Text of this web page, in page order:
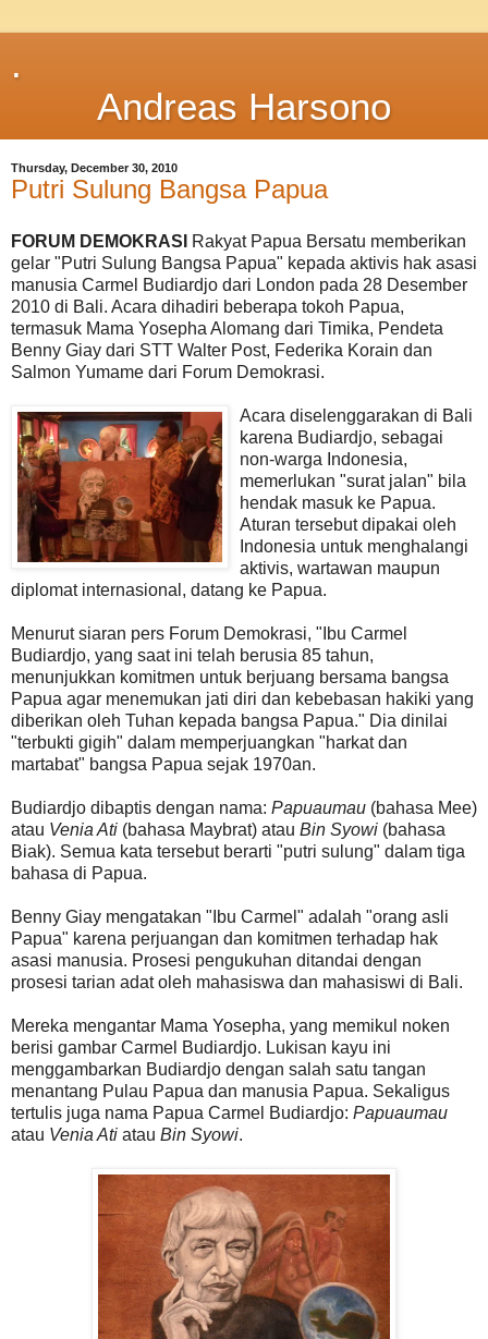
.
Andreas Harsono
Thursday, December 30, 2010
Putri Sulung Bangsa Papua
FORUM DEMOKRASI
Rakyat Papua Bersatu memberikan
gelar "Putri Sulung Bangsa Papua" kepada aktivis hak asasi
manusia Carmel Budiardjo dari London pada 28 Desember
2010 di Bali. Acara dihadiri beberapa tokoh Papua,
termasuk Mama Yosepha Alomang dari Timika, Pendeta
Benny Giay dari STT Walter Post, Federika Korain dan
Salmon Yumame dari Forum Demokrasi.
Acara diselenggarakan di Bali
karena Budiardjo, sebagai
non-warga Indonesia,
memerlukan "surat jalan" bila
hendak masuk ke Papua.
Aturan tersebut dipakai oleh
Indonesia untuk menghalangi
aktivis, wartawan maupun
diplomat internasional, datang ke Papua.
Menurut siaran pers Forum Demokrasi, "Ibu Carmel
Budiardjo, yang saat ini telah berusia 85 tahun,
menunjukkan komitmen untuk berjuang bersama bangsa
Papua agar menemukan jati diri dan kebebasan hakiki yang
diberikan oleh Tuhan kepada bangsa Papua." Dia dinilai
"terbukti gigih" dalam memperjuangkan "harkat dan
martabat" bangsa Papua sejak 1970an.
Budiardjo dibaptis dengan nama: Papuaumau (bahasa Mee)
atau Venia Ati (bahasa Maybrat) atau Bin Syowi (bahasa
Biak). Semua kata tersebut berarti "putri sulung" dalam tiga
bahasa di Papua.
Benny Giay mengatakan "Ibu Carmel" adalah "orang asli
Papua" karena perjuangan dan komitmen terhadap hak
asasi manusia. Prosesi pengukuhan ditandai dengan
prosesi tarian adat oleh mahasiswa dan mahasiswi di Bali.
Mereka mengantar Mama Yosepha, yang memikul noken
berisi gambar Carmel Budiardjo. Lukisan kayu ini
menggambarkan Budiardjo dengan salah satu tangan
menantang Pulau Papua dan manusia Papua. Sekaligus
tertulis juga nama Papua Carmel Budiardjo: Papuaumau
atau Venia Ati atau Bin Syowi.